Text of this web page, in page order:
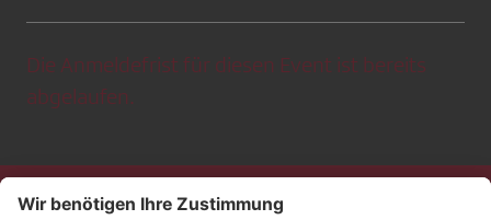
Die Anmeldefrist für diesen Event ist bereits
abgelaufen.